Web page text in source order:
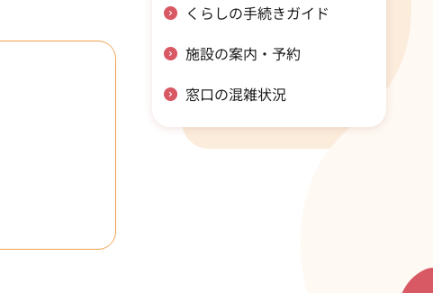
くらしの手続きガイド
施設の案内・予約
窓口の混雑状況